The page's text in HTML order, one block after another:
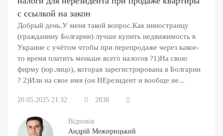
с ссылкой на закон
Добрый день.У меня такой вопрос.Как инностранцу
(гражданину Болгарии) лучше купить недвижимость в
Украине с учётом чтобы при перепродаже через какое-
то время платить меньше всего налогов ?1)На свою
фирму (юр.лицо), которая зарегистрирована в Болгарии
? 2)Или на свое имя (он НЕрезидент и вообще не...
20.05.2025 21:32 2838
Відповів
Андрій Межирицький